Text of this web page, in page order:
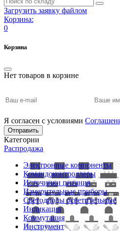
Загрузить заявку файлом
Корзина:
0
Корзина
Нет товаров в корзине
Я согласен с условиями
Отправить
Категории
Распродажа
Электронные компоненты
Командоконтроллеры
Источники питания
Измерительные приборы
Светодиоды осветительные
Индикация
Коммутация
Инструмент